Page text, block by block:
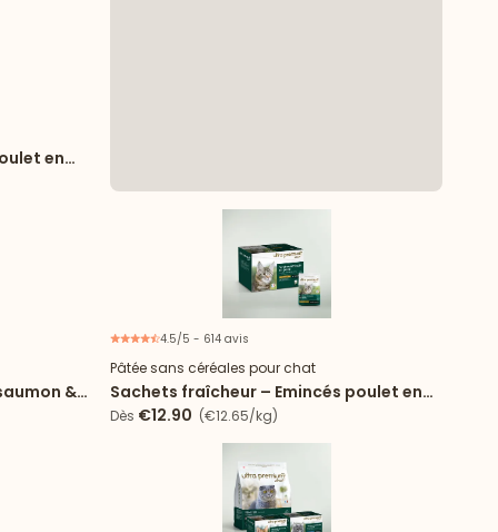
en
&
4.5/5 - 614 avis
Pâtée sans céréales pour chat
Sachets fraîcheur – Emincés poulet en
gelée
Dès €12.90 (€12.65/kg)